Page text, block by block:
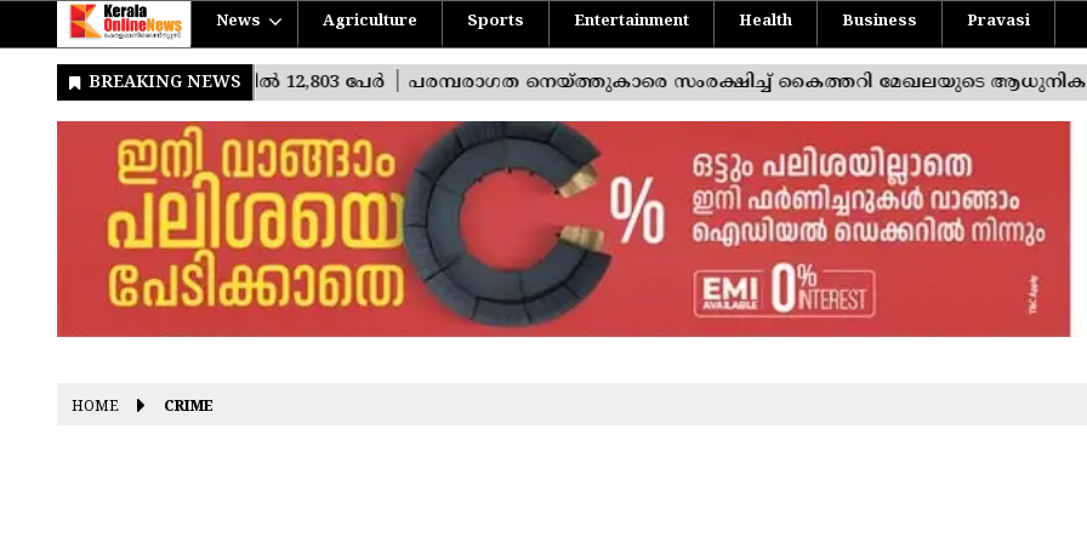
News Agriculture Sports Entertainment Health Business Pravasi
HOME CRIME